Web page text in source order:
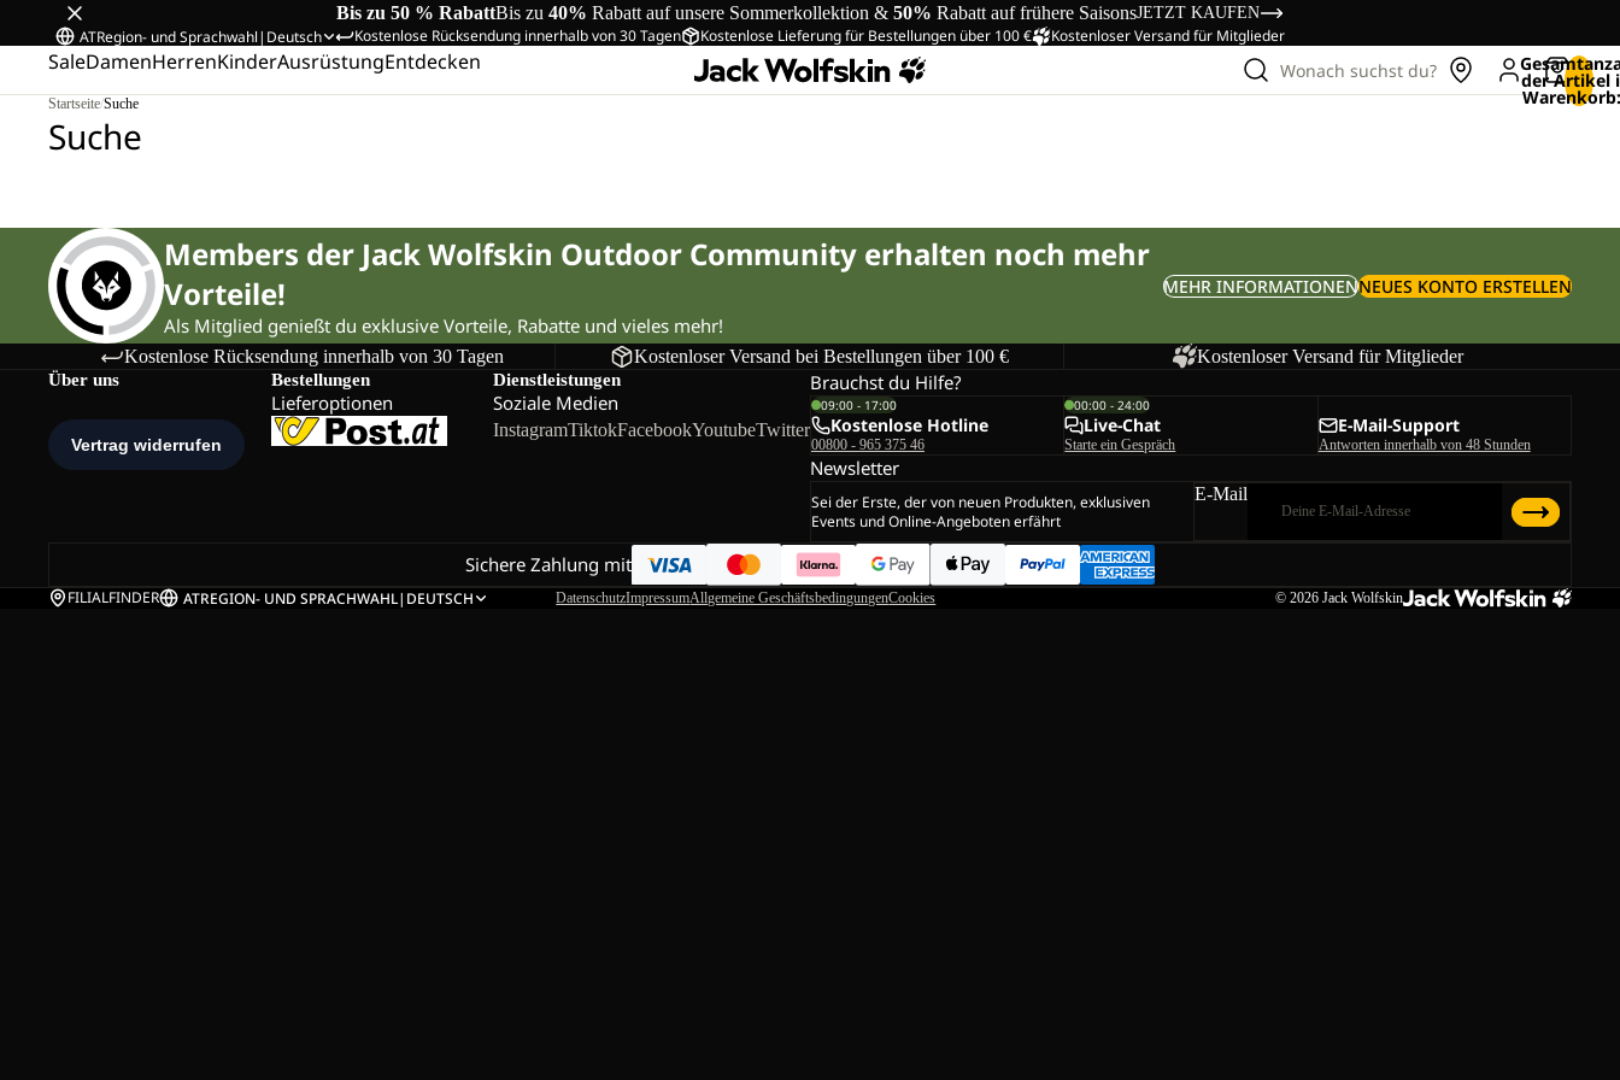
Bis zu 50 % RabattBis zu 40% Rabatt auf unsere Sommerkollektion & 50% Rabatt auf frühere SaisonsJETZT KAUFEN
Kostenlose Rücksendung innerhalb von 30 Tagen Kostenlose Lieferung für Bestellungen über 100 € Kostenloser Versand für Mitglieder
ATRegion- und Sprachwahl| Deutsch
SaleDamenHerrenKinderAusrüstungEntdecken Wonach suchst du? der Artikel
Startseite/Suche
Suche
Members der Jack Wolfskin Outdoor Community erhalten noch mehr
Vorteile!
Als Mitglied genießt du exklusive Vorteile, Rabatte und vieles mehr!
MEHR INFORMATIONENNEUES KONTO ERSTELLEN
Kostenlose Rücksendung innerhalb von 30 Tagen Kostenloser Versand bei Bestellungen über 100 € Kostenloser Versand für Mitglieder
Über uns Bestellungen
Lieferoptionen
Dienstleistungen
Soziale Medien
InstagramTiktokFacebookYoutubeTwitter
Brauchst du Hilfe?
09:00 - 17:00
Kostenlose Hotline
00800 - 965 375 46
00:00 - 24:00
Live-Chat
Starte ein Gespräch
E-Mail-Support
Antworten innerhalb von 48 Stunden
Newsletter
Sei der Erste, der von neuen Produkten, exklusiven
Events und Online-Angeboten erfährt
E-Mail
Sichere Zahlung mit
FILIALFINDER ATREGION- UND SPRACHWAHL| DEUTSCH DatenschutzImpressumAllgemeine GeschäftsbedingungenCookies © 2026 Jack Wolfskin